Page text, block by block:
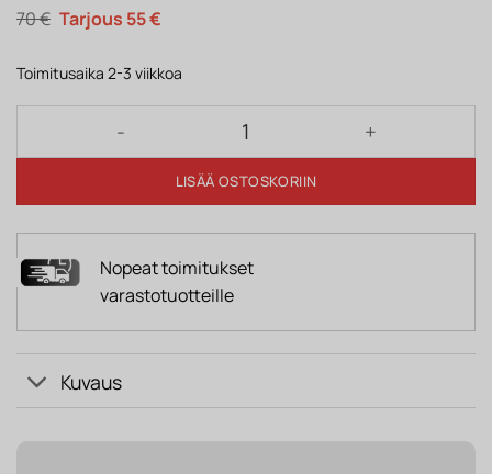
70€ Alkuperäinen
hinta
70 €.
55€Nykyinen
55 €.
Toimitusaika 2-3 viikkoa
Pöytävalaisin WILLIAM pyöreä musta/puu määrä
LISÄÄ OSTOSKORIIN
Nopeat toimitukset
varastotuotteille
Kuvaus